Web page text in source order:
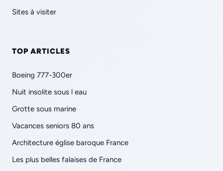
Sites à visiter
TOP ARTICLES
Boeing 777-300er
Nuit insolite sous l eau
Grotte sous marine
Vacances seniors 80 ans
Architecture église baroque France
Les plus belles falaises de France